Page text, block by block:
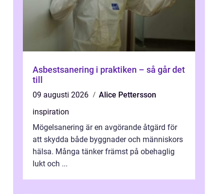
Asbestsanering i praktiken – så går det
till
09 augusti 2026
Alice Pettersson
inspiration
Mögelsanering är en avgörande åtgärd för
att skydda både byggnader och människors
hälsa. Många tänker främst på obehaglig
lukt och ...